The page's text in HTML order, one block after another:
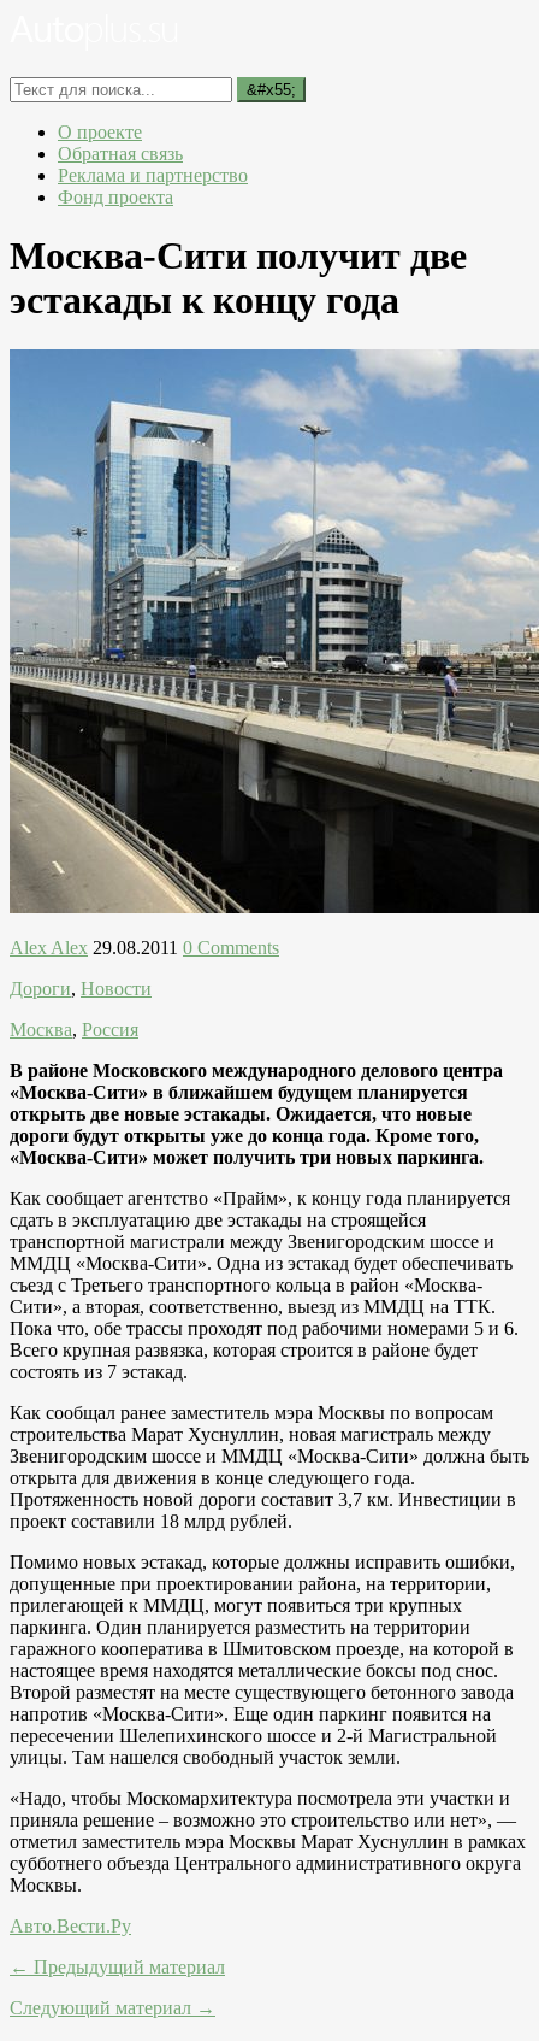
О проекте
Обратная связь
Реклама и партнерство
Фонд проекта
Москва-Сити получит две
эстакады к концу года
Alex Alex 29.08.2011 0 Comments
Дороги, Новости
Москва, Россия
В районе Московского международного делового центра
«Москва-Сити» в ближайшем будущем планируется
открыть две новые эстакады. Ожидается, что новые
дороги будут открыты уже до конца года. Кроме того,
«Москва-Сити» может получить три новых паркинга.
Как сообщает агентство «Прайм», к концу года планируется
сдать в эксплуатацию две эстакады на строящейся
транспортной магистрали между Звенигородским шоссе и
ММДЦ «Москва-Сити». Одна из эстакад будет обеспечивать
съезд с Третьего транспортного кольца в район «Москва-
Сити», а вторая, соответственно, выезд из ММДЦ на ТТК.
Пока что, обе трассы проходят под рабочими номерами 5 и 6.
Всего крупная развязка, которая строится в районе будет
состоять из 7 эстакад.
Как сообщал ранее заместитель мэра Москвы по вопросам
строительства Марат Хуснуллин, новая магистраль между
Звенигородским шоссе и ММДЦ «Москва-Сити» должна быть
открыта для движения в конце следующего года.
Протяженность новой дороги составит 3,7 км. Инвестиции в
проект составили 18 млрд рублей.
Помимо новых эстакад, которые должны исправить ошибки,
допущенные при проектировании района, на территории,
прилегающей к ММДЦ, могут появиться три крупных
паркинга. Один планируется разместить на территории
гаражного кооператива в Шмитовском проезде, на которой в
настоящее время находятся металлические боксы под снос.
Второй разместят на месте существующего бетонного завода
напротив «Москва-Сити». Еще один паркинг появится на
пересечении Шелепихинского шоссе и 2-й Магистральной
улицы. Там нашелся свободный участок земли.
«Надо, чтобы Москомархитектура посмотрела эти участки и
приняла решение – возможно это строительство или нет», —
отметил заместитель мэра Москвы Марат Хуснуллин в рамках
субботнего объезда Центрального административного округа
Москвы.
Авто.Вести.Ру
← Предыдущий материал
Следующий материал →